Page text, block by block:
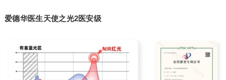
爱德华医生天使之光2医安级